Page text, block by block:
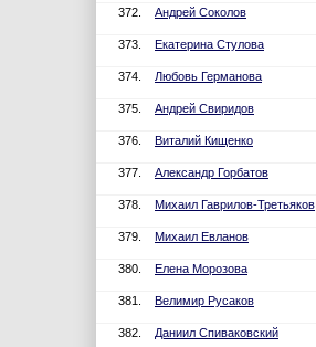
372. Андрей Соколов
373. Екатерина Стулова
374. Любовь Германова
375. Андрей Свиридов
376. Виталий Кищенко
377. Александр Горбатов
378. Михаил Гаврилов-Третьяков
379. Михаил Евланов
380. Елена Морозова
381. Велимир Русаков
382. Даниил Спиваковский